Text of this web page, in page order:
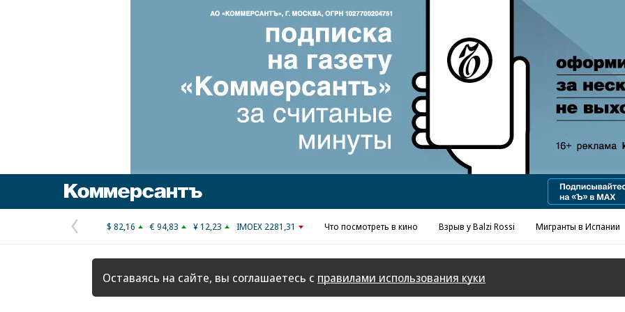
Реклама в «Ъ» www.kommersant.ru/ad
Предыдущая
страница
$ 82,16 € 94,83 ¥ 12,23 IMOEX 2281,31 Что посмотреть в кино Взрыв у Balzi Rossi Мигранты в Испании
Оставаясь на сайте, вы соглашаетесь с правилами использования куки